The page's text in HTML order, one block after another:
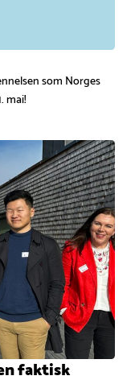
som Norges
mai!
faktisk